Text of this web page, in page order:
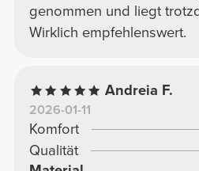
genommen und liegt
Wirklich empfehlenswert.
Andreia F.
2026-01-11
Komfort
Qualität